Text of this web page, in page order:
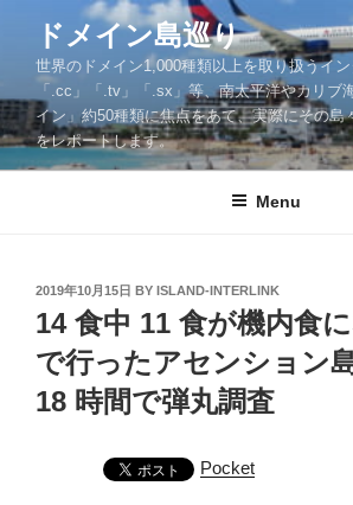
content
ドメイン島巡り
世界のドメイン1,000種類以上を取り扱うイン
「.cc」「.tv」「.sx」等、南太平洋やカリブ
イン」約50種類に焦点をあて、実際にその島
をレポートします。
Menu
POSTED
ON
2019年10月15日 BY ISLAND-INTERLINK
14 食中 11 食が機内食
で行ったアセンション
18 時間で弾丸調査
Pocket